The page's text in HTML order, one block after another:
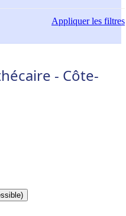
Appliquerles filtres
- Côte-